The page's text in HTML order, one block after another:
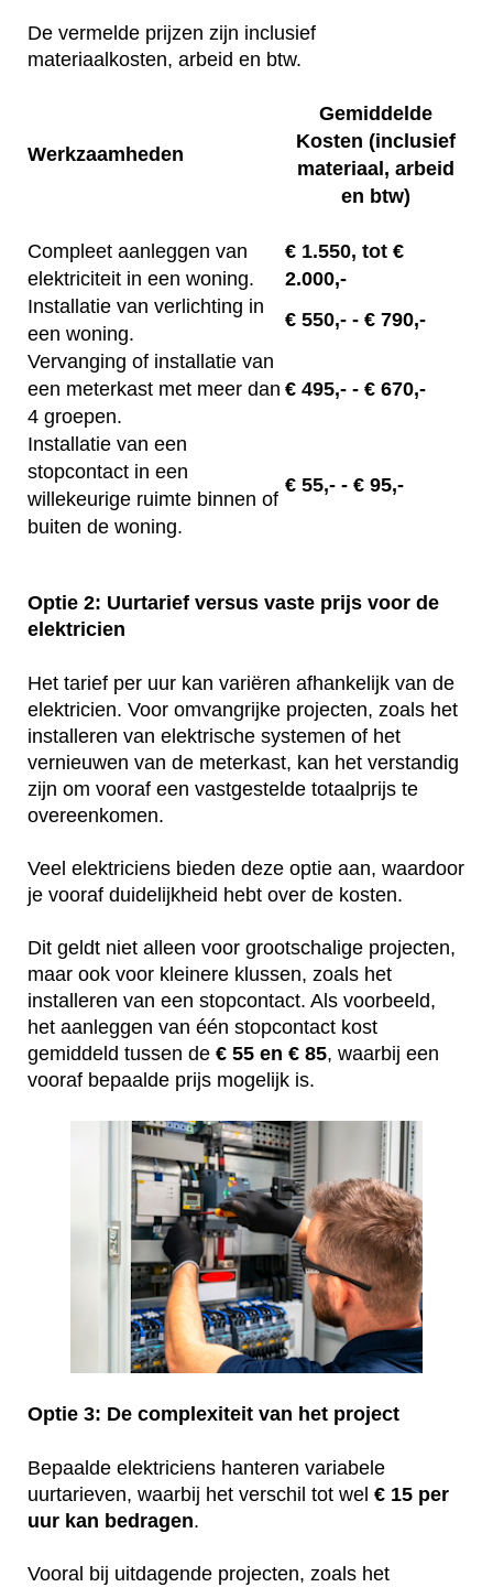
De vermelde prijzen zijn inclusief
materiaalkosten, arbeid en btw.
Werkzaamheden
Gemiddelde
Kosten (inclusief
materiaal, arbeid
en btw)
Compleet aanleggen van
elektriciteit in een woning.
€ 1.550, tot €
2.000,-
Installatie van verlichting in
een woning.
€ 550,- - € 790,-
Vervanging of installatie van
een meterkast met meer dan
4 groepen.
€ 495,- - € 670,-
Installatie van een
stopcontact in een
willekeurige ruimte binnen of
buiten de woning.
€ 55,- - € 95,-
Optie 2: Uurtarief versus vaste prijs voor de
elektricien
Het tarief per uur kan variëren afhankelijk van de
elektricien. Voor omvangrijke projecten, zoals het
installeren van elektrische systemen of het
vernieuwen van de meterkast, kan het verstandig
zijn om vooraf een vastgestelde totaalprijs te
overeenkomen.
Veel elektriciens bieden deze optie aan, waardoor
je vooraf duidelijkheid hebt over de kosten.
Dit geldt niet alleen voor grootschalige projecten,
maar ook voor kleinere klussen, zoals het
installeren van een stopcontact. Als voorbeeld,
het aanleggen van één stopcontact kost
gemiddeld tussen de € 55 en € 85, waarbij een
vooraf bepaalde prijs mogelijk is.
Optie 3: De complexiteit van het project
Bepaalde elektriciens hanteren variabele
uurtarieven, waarbij het verschil tot wel € 15 per
uur kan bedragen.
Vooral bij uitdagende projecten, zoals het